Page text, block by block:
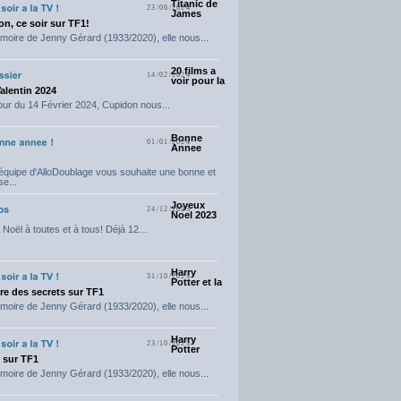
23/06/2024Titanic de
James
ce soir sur TF1!
de Jenny Gérard (1933/2020), elle nous...
14/02/202420 films a
voir pour la
2024
du 14 Février 2024, Cupidon nous...
01/01/2024
Bonne
Annee
d'AlloDoublage vous souhaite une bonne et
24/12/2023
Joyeux
Noel 2023
à toutes et à tous! Déjà 12...
31/10/2023
Harry
Potter et la
des secrets sur TF1
de Jenny Gérard (1933/2020), elle nous...
23/10/2023
Harry
Potter
TF1
de Jenny Gérard (1933/2020), elle nous...